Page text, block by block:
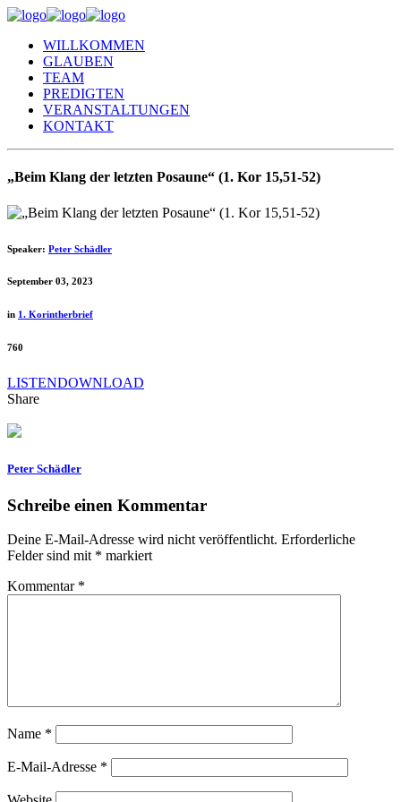
WILLKOMMEN
GLAUBEN
TEAM
PREDIGTEN
VERANSTALTUNGEN
KONTAKT
„Beim Klang der letzten Posaune“ (1. Kor 15,51-52)
Speaker: Peter Schädler
September 03, 2023
in 1. Korintherbrief
760
LISTENDOWNLOAD
Share
Peter Schädler
Schreibe einen Kommentar
Deine E-Mail-Adresse wird nicht veröffentlicht. Erforderliche
Felder sind mit * markiert
Kommentar *
Name *
E-Mail-Adresse *